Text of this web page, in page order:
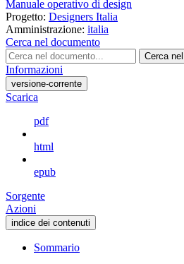
Manuale operativo di design
Progetto: Designers Italia
Amministrazione: italia
Cerca nel documento
Cerca
Informazioni
versione-corrente
Scarica
pdf
html
epub
Sorgente
Azioni
indice dei contenuti
Sommario